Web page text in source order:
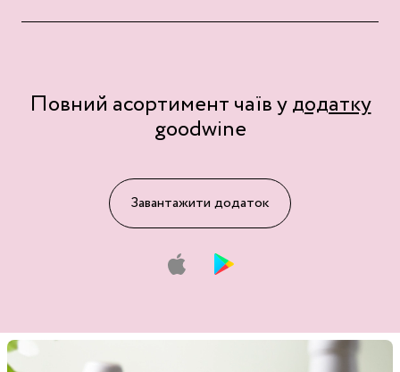
Повний асортимент чаїв удодатку
goodwine
Завантажити додаток